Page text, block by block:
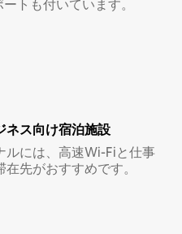
トも付いています。
ネ⁠ス⁠向⁠け宿⁠泊⁠施⁠設
ルには、高速Wi-Fiと仕事
先がおすすめです。